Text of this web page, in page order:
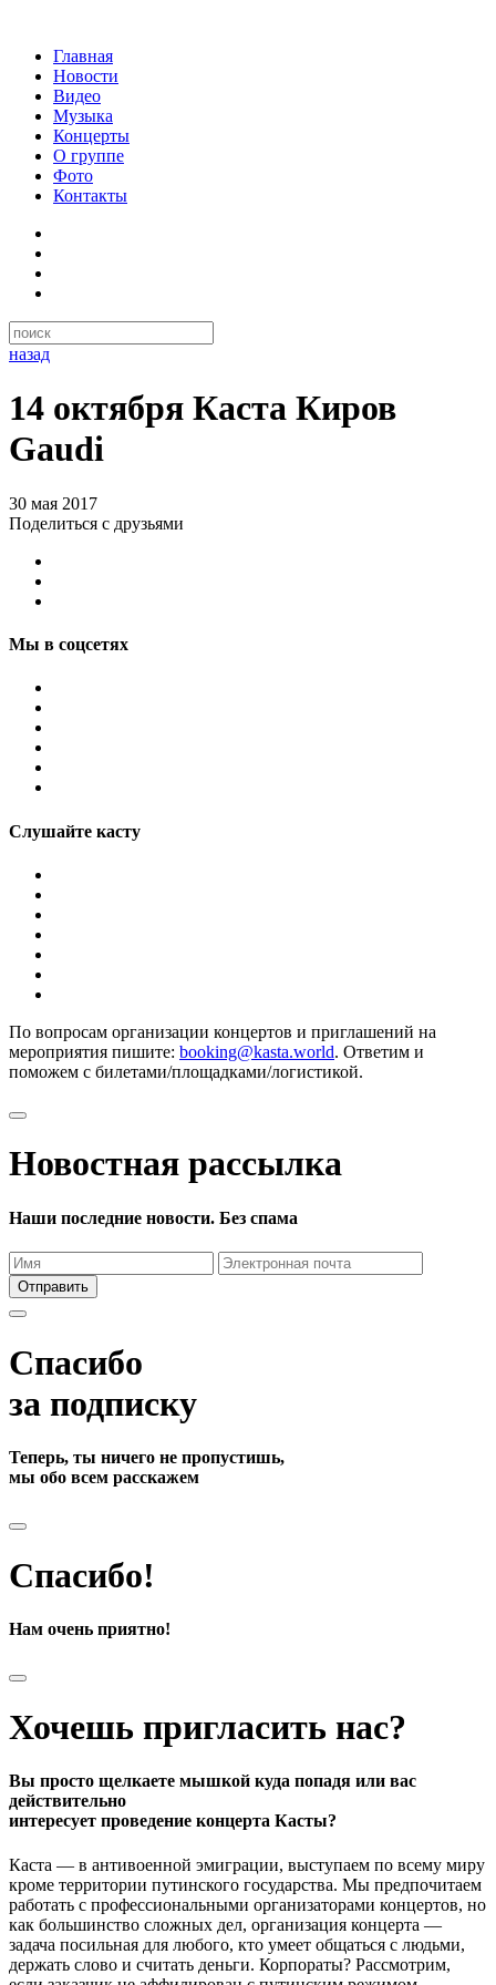
Главная
Новости
Видео
Музыка
Концерты
О группе
Фото
Контакты
назад
14 октября Каста Киров
Gaudi
30 мая 2017
Поделиться с друзьями
Мы в соцсетях
Слушайте касту
По вопросам организации концертов и приглашений на
мероприятия пишите: booking@kasta.world. Ответим и
поможем с билетами/площадками/логистикой.
Новостная рассылка
Наши последние новости. Без спама
Отправить
Спасибо
за подписку
Теперь, ты ничего не пропустишь,
мы обо всем расскажем
Спасибо!
Нам очень приятно!
Хочешь пригласить нас?
Вы просто щелкаете мышкой куда попадя или вас
действительно
интересует проведение концерта Касты?
Каста — в антивоенной эмиграции, выступаем по всему миру
кроме территории путинского государства. Мы предпочитаем
работать с профессиональными организаторами концертов, но
как большинство сложных дел, организация концерта —
задача посильная для любого, кто умеет общаться с людьми,
держать слово и считать деньги. Корпораты? Рассмотрим,